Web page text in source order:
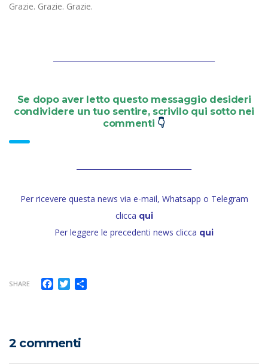
Grazie. Grazie. Grazie.
Se dopo aver letto questo messaggio desideri
condividere un tuo sentire, scrivilo qui sotto nei
commenti 👇
Per ricevere questa news via e-mail, Whatsapp o Telegram
clicca qui
Per leggere le precedenti news clicca qui
SHARE Facebook
Twitter
2 commenti